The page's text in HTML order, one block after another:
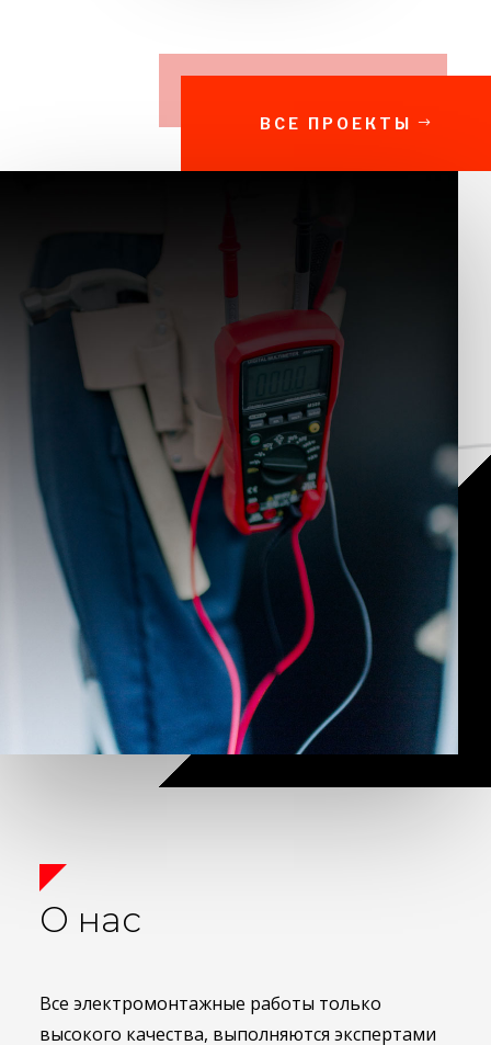
ВСЕ ПРОЕКТЫ
О нас
Все электромонтажные работы только
высокого качества, выполняются экспертами